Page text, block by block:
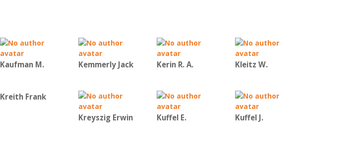
Kaufman Μ. Kemmerly Jack Kerin R. A. Kleitz W.
Kreith Frank
Kreyszig Erwin Kuffel E. Kuffel J.